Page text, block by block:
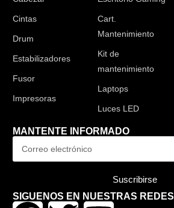
Cintas
Drum
Estabilizadores
Fusor
Impresoras
Cart.
Mantenimiento
Kit de
mantenimiento
Laptops
Luces LED
MANTENTE INFORMADO
Suscribirse
SIGUENOS EN NUESTRAS REDES